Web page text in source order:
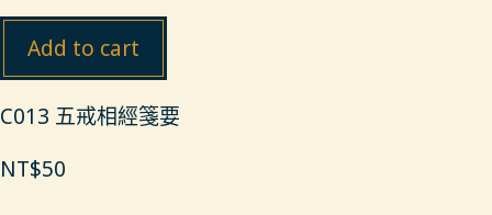
Add to cart
C013 五戒相經箋要
NT$50